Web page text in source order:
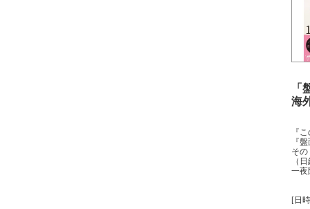
「
海
『
『
そ
（
一夜
[日